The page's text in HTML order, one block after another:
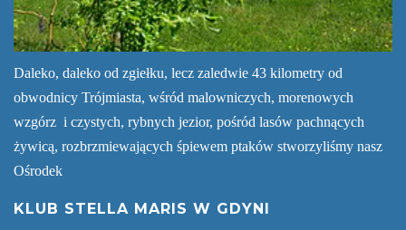
Daleko, daleko od zgiełku, lecz zaledwie 43 kilometry od
obwodnicy Trójmiasta, wśród malowniczych, morenowych
wzgórz i czystych, rybnych jezior, pośród lasów pachnących
żywicą, rozbrzmiewających śpiewem ptaków stworzyliśmy nasz
Ośrodek
KLUB STELLA MARIS W GDYNI